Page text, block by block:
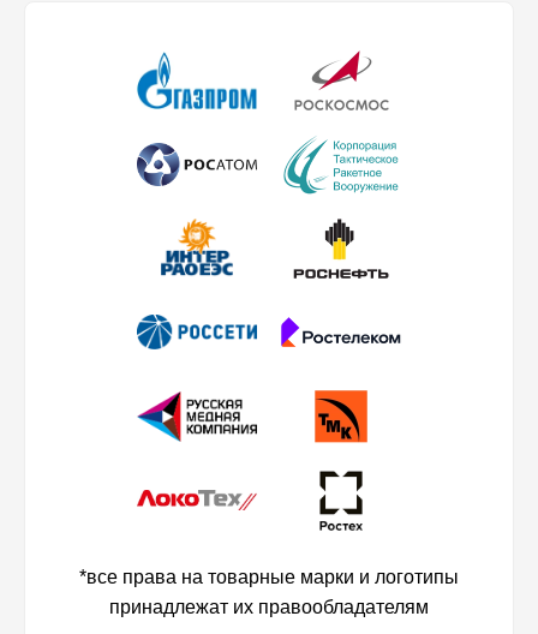
*все права на товарные марки и логотипы
принадлежат их правообладателям